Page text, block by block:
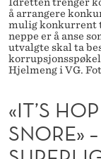
P
E
A
H
N
Y
Idretten trenger
å arrangere
mulig konkurrent
neppe er å anse
utvalgte skal ta
Hjelmeng i VG.
«IT’S
SNORE»